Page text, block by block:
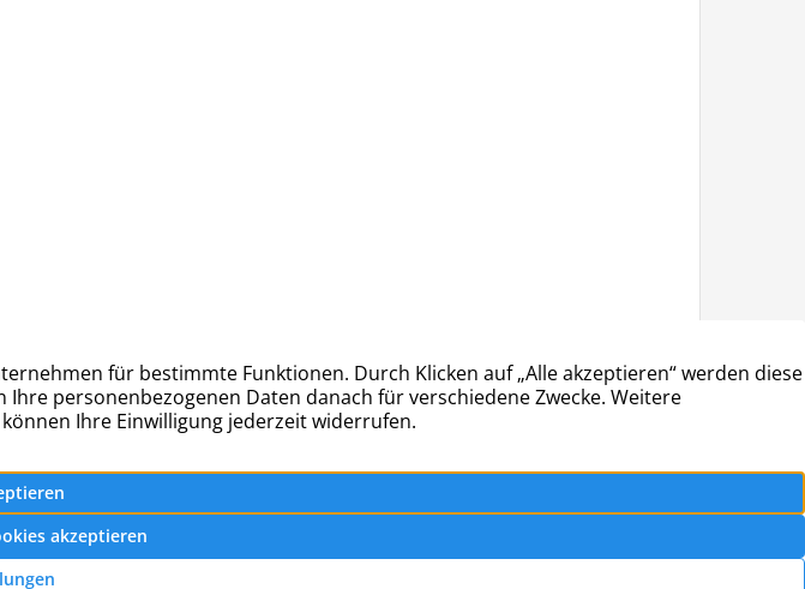
Telefon: 040 – 677 88 66
info@hug-rahlstedt.de
e.V.